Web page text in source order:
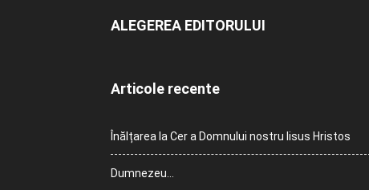
ALEGEREA EDITORULUI
Articole recente
Înălțarea la Cer a Domnului nostru Iisus Hristos
Dumnezeu…